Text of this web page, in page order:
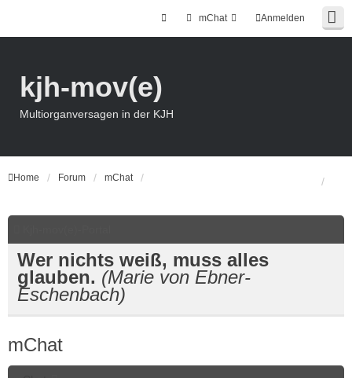
Anmelden
mChat
kjh-mov(e)
Multiorganversagen in der KJH
Home Forum mChat
Wer nichts weiß, muss alles
glauben. (Marie von Ebner-
Eschenbach)
mChat